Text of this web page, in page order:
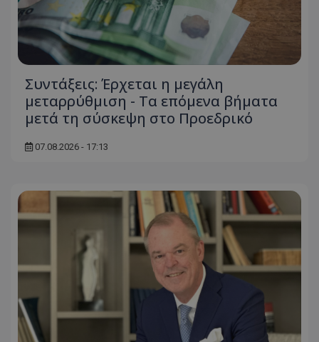
Συντάξεις: Έρχεται η μεγάλη
μεταρρύθμιση - Τα επόμενα βήματα
μετά τη σύσκεψη στο Προεδρικό
07.08.2026 - 17:13